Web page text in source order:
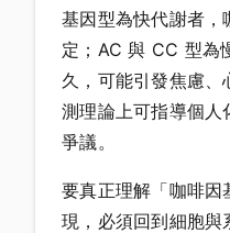
基因型為快代謝者，
定；AC 與 CC 型為
久，可能引發焦慮
測理論上可指導個人
爭議。
要真正理解「咖啡因
現，必須回到細胞與